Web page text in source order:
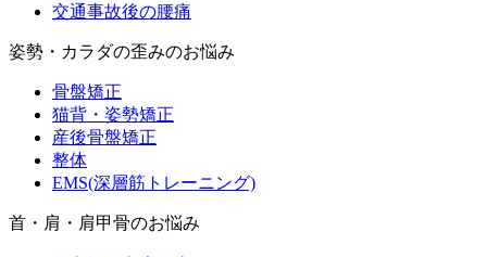
交通事故後の腰痛
姿勢・カラダの歪みのお悩み
骨盤矯正
猫背・姿勢矯正
産後骨盤矯正
整体
EMS(深層筋トレーニング)
首・肩・肩甲骨のお悩み